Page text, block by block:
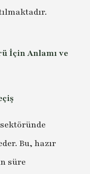
İçin Anlamı ve
Bu, hazır
süre